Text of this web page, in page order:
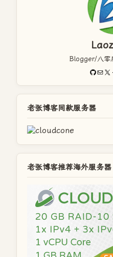
Blogger/八零
GitHub
电子邮件X
老张博客同款服务器
老张博客推荐海外服务器